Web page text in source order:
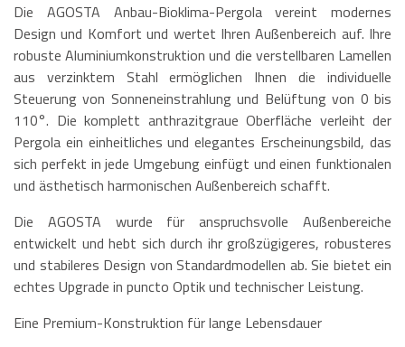
Die AGOSTA Anbau-Bioklima-Pergola vereint modernes
Design und Komfort und wertet Ihren Außenbereich auf. Ihre
robuste Aluminiumkonstruktion und die verstellbaren Lamellen
aus verzinktem Stahl ermöglichen Ihnen die individuelle
Steuerung von Sonneneinstrahlung und Belüftung von 0 bis
110°. Die komplett anthrazitgraue Oberfläche verleiht der
Pergola ein einheitliches und elegantes Erscheinungsbild, das
sich perfekt in jede Umgebung einfügt und einen funktionalen
und ästhetisch harmonischen Außenbereich schafft.
Die AGOSTA wurde für anspruchsvolle Außenbereiche
entwickelt und hebt sich durch ihr großzügigeres, robusteres
und stabileres Design von Standardmodellen ab. Sie bietet ein
echtes Upgrade in puncto Optik und technischer Leistung.
Eine Premium-Konstruktion für lange Lebensdauer